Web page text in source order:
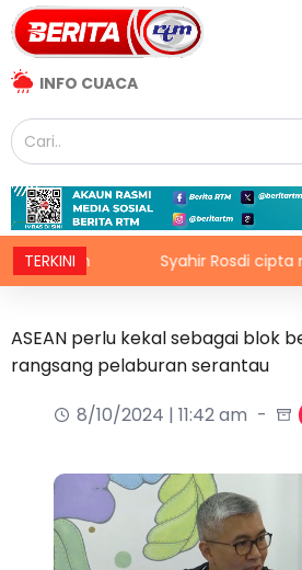
INFO CUACA
TERKINI Syahir Rosdi cipta rekod
ASEAN perlu kekal sebagai blok
rangsang pelaburan serantau
8/10/2024 | 11:42 am